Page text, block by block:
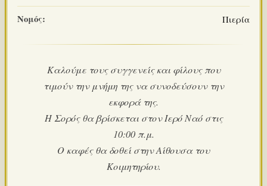
Νομός: Πιερία
Καλούμε τους συγγενείς και φίλους που
τιμούν την μνήμη της να συνοδεύσουν την
εκφορά της.
Η Σορός θα βρίσκεται στον Ιερό Ναό στις
10:00 π.μ.
Ο καφές θα δοθεί στην Αίθουσα του
Κοιμητηρίου.